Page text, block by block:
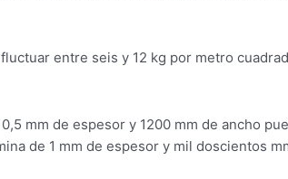
entre seis y 12 kg por metro
mm de espesor y 1200 mm de ancho
de 1 mm de espesor y mil doscientos